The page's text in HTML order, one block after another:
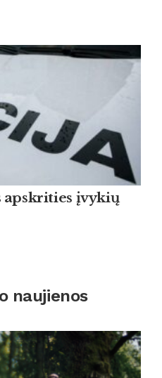
apskrities įvykių
naujienos